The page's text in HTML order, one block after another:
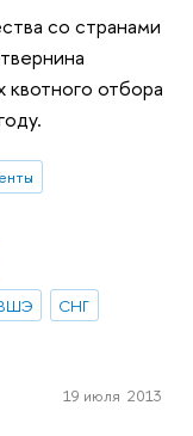
со странами
квотного отбора
ВШЭ
СНГ
19 июля 2013